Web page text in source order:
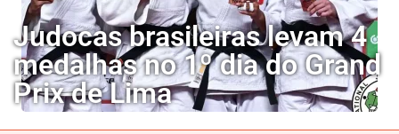
Judocas brasileiras levam 4
medalhas no 1º dia do Grand
Prix de Lima